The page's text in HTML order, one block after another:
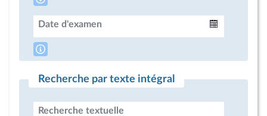
Date d'examen
Recherche par texte intégral
Recherche textuelle